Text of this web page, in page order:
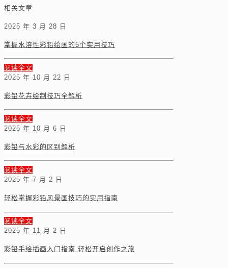
相关文章
2025 年 3 月 28 日
掌握水溶性彩铅绘画的5个实用技巧
阅读全文
2025 年 10 月 22 日
彩铅花卉绘制技巧全解析
阅读全文
2025 年 10 月 6 日
彩铅与水彩的区别解析
阅读全文
2025 年 7 月 2 日
轻松掌握彩铅风景画技巧的实用指南
阅读全文
2025 年 11 月 2 日
彩铅手绘插画入门指南 轻松开启创作之旅